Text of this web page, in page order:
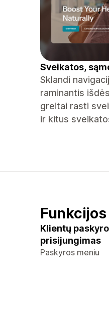
Sveikatos,
Sklandi
raminantis
greitai rasti
ir kitus
Funkcijos
Klientų
prisijungimas
Paskyros meniu